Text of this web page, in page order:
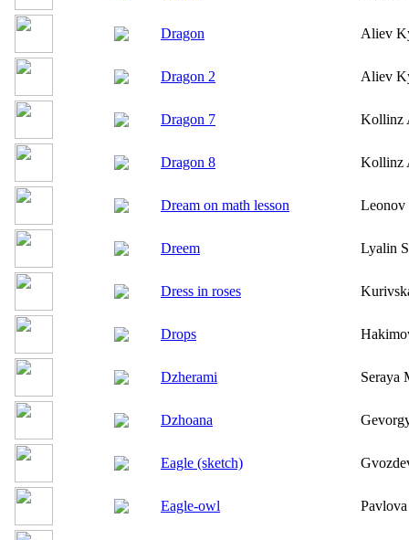
Dragon Aliev
Dragon 2 Aliev
Dragon 7 Kollinz
Dragon 8 Kollinz
Dream on math lesson Leonov
Dreem Lyalin
Dress in roses
Drops
Dzherami Seraya
Dzhoana
Eagle (sketch)
Eagle-owl